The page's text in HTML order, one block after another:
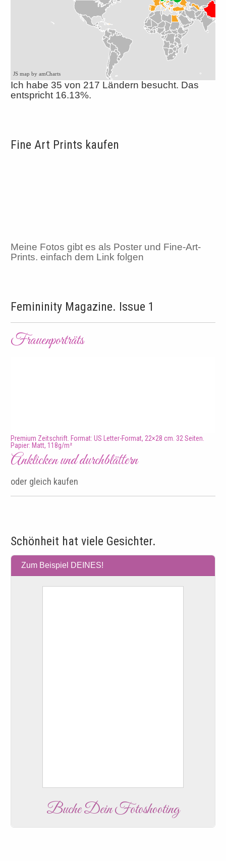
JS map by amCharts
Ich habe 35 von 217 Ländern besucht. Das
entspricht 16.13%.
Fine Art Prints kaufen
Meine Fotos gibt es als Poster und Fine-Art-
Prints. einfach dem Link folgen
Femininity Magazine. Issue 1
Frauenporträts
Premium Zeitschrift. Format: US Letter-Format, 22×28 cm. 32 Seiten.
Papier: Matt, 118g/m²
Anklicken und durchblättern
oder gleich kaufen
Schönheit hat viele Gesichter.
Zum Beispiel DEINES!
Buche Dein Fotoshooting